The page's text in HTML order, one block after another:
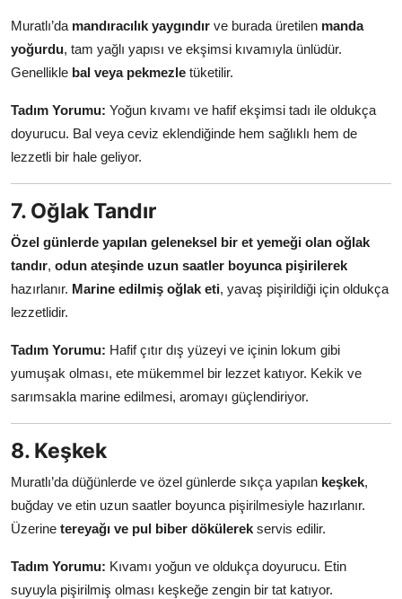
Muratlı’da mandıracılık yaygındır ve burada üretilen manda
yoğurdu, tam yağlı yapısı ve ekşimsi kıvamıyla ünlüdür.
Genellikle bal veya pekmezle tüketilir.
Tadım Yorumu: Yoğun kıvamı ve hafif ekşimsi tadı ile oldukça
doyurucu. Bal veya ceviz eklendiğinde hem sağlıklı hem de
lezzetli bir hale geliyor.
7. Oğlak Tandır
Özel günlerde yapılan geleneksel bir et yemeği olan oğlak
tandır, odun ateşinde uzun saatler boyunca pişirilerek
hazırlanır. Marine edilmiş oğlak eti, yavaş pişirildiği için oldukça
lezzetlidir.
Tadım Yorumu: Hafif çıtır dış yüzeyi ve içinin lokum gibi
yumuşak olması, ete mükemmel bir lezzet katıyor. Kekik ve
sarımsakla marine edilmesi, aromayı güçlendiriyor.
8. Keşkek
Muratlı’da düğünlerde ve özel günlerde sıkça yapılan keşkek,
buğday ve etin uzun saatler boyunca pişirilmesiyle hazırlanır.
Üzerine tereyağı ve pul biber dökülerek servis edilir.
Tadım Yorumu: Kıvamı yoğun ve oldukça doyurucu. Etin
suyuyla pişirilmiş olması keşkeğe zengin bir tat katıyor.